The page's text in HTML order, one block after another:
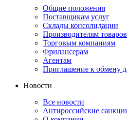
Общие положения
Поставщикам услуг
Склады консолидации
Производителям товаров
Торговым компаниям
Фрилансерам
Агентам
Приглашение к обмену
Новости
Все новости
Антироссийские